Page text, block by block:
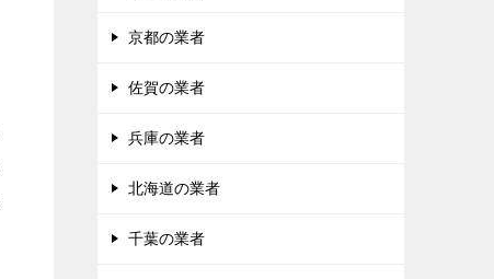
京都の業者
佐賀の業者
兵庫の業者
北海道の業者
千葉の業者